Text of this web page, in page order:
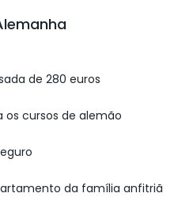
de 280 euros
os cursos de alemão
da família anfitriã